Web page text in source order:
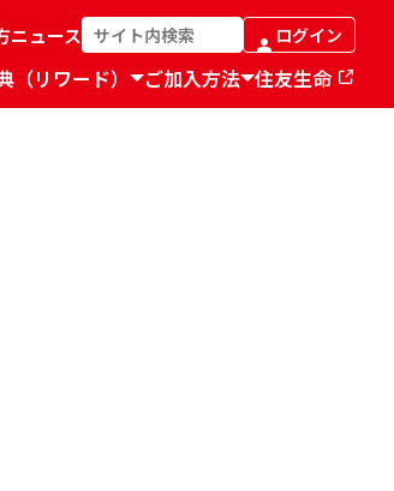
ニュース ログイン
（リワード） ご加入方法 住友生命